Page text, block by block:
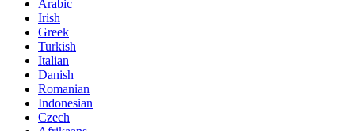
Arabic
Irish
Greek
Turkish
Italian
Danish
Romanian
Indonesian
Czech